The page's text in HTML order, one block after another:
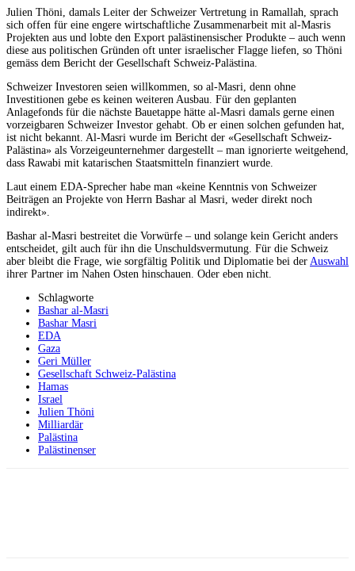
Julien Thöni, damals Leiter der Schweizer Vertretung in Ramallah, sprach
sich offen für eine engere wirtschaftliche Zusammenarbeit mit al-Masris
Projekten aus und lobte den Export palästinensischer Produkte – auch wenn
diese aus politischen Gründen oft unter israelischer Flagge liefen, so Thöni
gemäss dem Bericht der Gesellschaft Schweiz-Palästina.
Schweizer Investoren seien willkommen, so al-Masri, denn ohne
Investitionen gebe es keinen weiteren Ausbau. Für den geplanten
Anlagefonds für die nächste Bauetappe hätte al-Masri damals gerne einen
vorzeigbaren Schweizer Investor gehabt. Ob er einen solchen gefunden hat,
ist nicht bekannt. Al-Masri wurde im Bericht der «Gesellschaft Schweiz-
Palästina» als Vorzeigeunternehmer dargestellt – man ignorierte weitgehend,
dass Rawabi mit katarischen Staatsmitteln finanziert wurde.
Laut einem EDA-Sprecher habe man «keine Kenntnis von Schweizer
Beiträgen an Projekte von Herrn Bashar al Masri, weder direkt noch
indirekt».
Bashar al-Masri bestreitet die Vorwürfe – und solange kein Gericht anders
entscheidet, gilt auch für ihn die Unschuldsvermutung. Für die Schweiz
aber bleibt die Frage, wie sorgfältig Politik und Diplomatie bei der Auswahl
ihrer Partner im Nahen Osten hinschauen. Oder eben nicht.
Schlagworte
Bashar al-Masri
Bashar Masri
EDA
Gaza
Geri Müller
Gesellschaft Schweiz-Palästina
Hamas
Israel
Julien Thöni
Milliardär
Palästina
Palästinenser